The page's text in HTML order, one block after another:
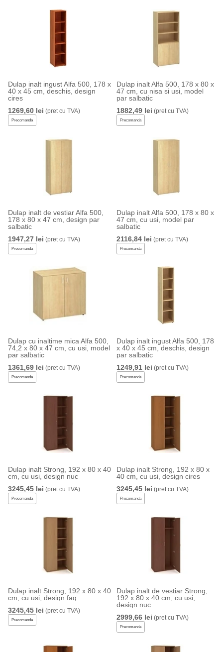
Dulap inalt ingust Alfa 500, 178 x
40 x 45 cm, deschis, design
cires
1269,60 lei (pret cu TVA)
Precomanda
Dulap inalt Alfa 500, 178 x 80 x
47 cm, cu nisa si usi, model
par salbatic
1882,49 lei (pret cu TVA)
Precomanda
Dulap inalt de vestiar Alfa 500,
178 x 80 x 47 cm, design par
salbatic
1947,27 lei (pret cu TVA)
Precomanda
Dulap inalt Alfa 500, 178 x 80 x
47 cm, cu usi, model par
salbatic
2116,84 lei (pret cu TVA)
Precomanda
Dulap cu inaltime mica Alfa 500,
74,2 x 80 x 47 cm, cu usi, model
par salbatic
1361,69 lei (pret cu TVA)
Precomanda
Dulap inalt ingust Alfa 500, 178
x 40 x 45 cm, deschis, design
par salbatic
1249,91 lei (pret cu TVA)
Precomanda
Dulap inalt Strong, 192 x 80 x 40
cm, cu usi, design nuc
3245,45 lei (pret cu TVA)
Precomanda
Dulap inalt Strong, 192 x 80 x
40 cm, cu usi, design cires
3245,45 lei (pret cu TVA)
Precomanda
Dulap inalt Strong, 192 x 80 x 40
cm, cu usi, design fag
3245,45 lei (pret cu TVA)
Precomanda
Dulap inalt de vestiar Strong,
192 x 80 x 40 cm, cu usi,
design nuc
2999,66 lei (pret cu TVA)
Precomanda